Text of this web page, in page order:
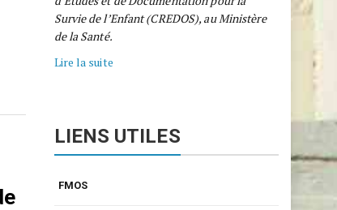
Survie de l’Enfant (CREDOS), au Ministère
de la Santé.
Lire la suite
LIENS UTILES
FMOS